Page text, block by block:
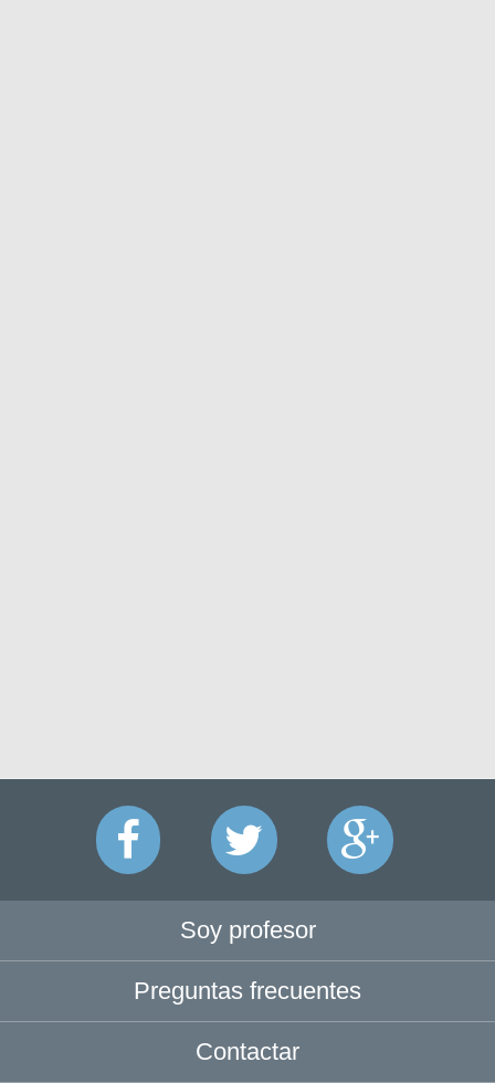
Soy profesor
Preguntas frecuentes
Contactar